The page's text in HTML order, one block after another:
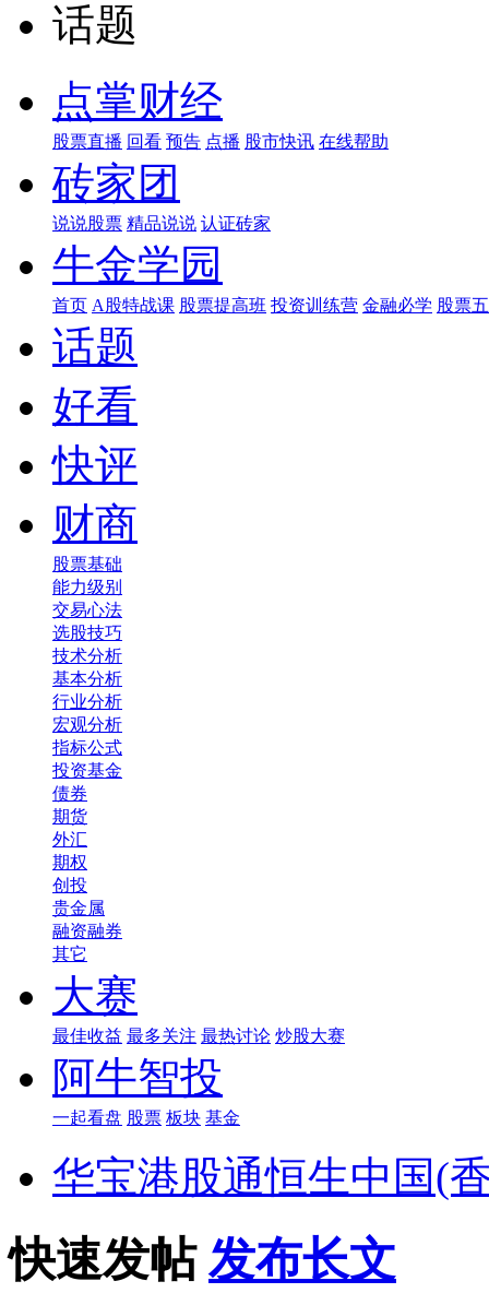
话题
点掌财经
股票直播 回看 预告 点播 股市快讯 在线帮助
砖家团
说说股票 精品说说 认证砖家
牛金学园
首页 A股特战课 股票提高班 投资训练营 金融必学 股票
话题
好看
快评
财商
股票基础
能力级别
交易心法
选股技巧
技术分析
基本分析
行业分析
宏观分析
指标公式
投资基金
债券
期货
外汇
期权
创投
贵金属
融资融券
其它
大赛
最佳收益 最多关注 最热讨论 炒股大赛
阿牛智投
一起看盘 股票 板块 基金
华宝港股通恒生中国(
快速发帖 发布长文